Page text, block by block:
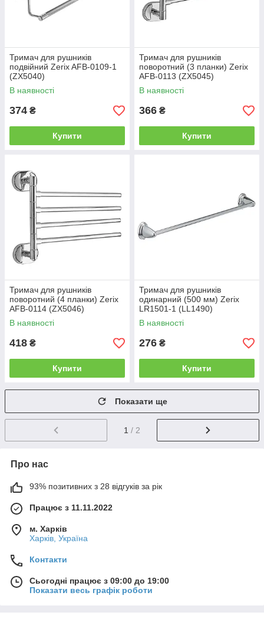
Тримач для рушників
подвійний Zerix AFB-0109-1
(ZX5040)
В наявності
374 ₴
Купити
Тримач для рушників
поворотний (3 планки) Zerix
AFB-0113 (ZX5045)
В наявності
366 ₴
Купити
Тримач для рушників
поворотний (4 планки) Zerix
AFB-0114 (ZX5046)
В наявності
418 ₴
Купити
Тримач для рушників
одинарний (500 мм) Zerix
LR1501-1 (LL1490)
В наявності
276 ₴
Купити
Показати ще
1 / 2
Про нас
93% позитивних з 28 відгуків за рік
Працює з 11.11.2022
м. Харків
Харків, Україна
Контакти
Сьогодні працює з 09:00 до 19:00
Показати весь графік роботи